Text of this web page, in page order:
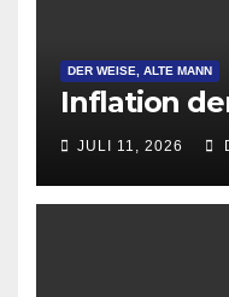
DER WEISE, ALTE MANN
Inflation
JULI 11, 2026